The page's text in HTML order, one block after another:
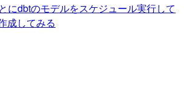
にdbtのモデルをスケジュール実行して
成してみる